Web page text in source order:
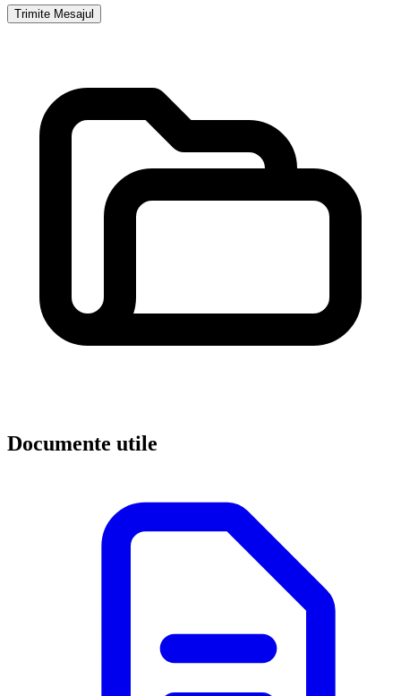
Trimite Mesajul
Documente utile